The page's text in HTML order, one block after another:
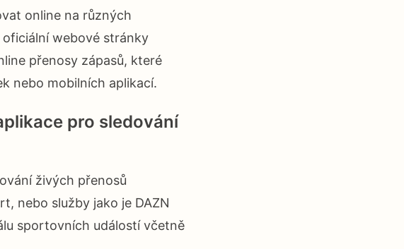
online na různých
webové stránky
přenosy zápasů, které
nebo mobilních aplikací.
pro sledování
živých přenosů
nebo služby jako je DAZN
sportovních událostí včetně